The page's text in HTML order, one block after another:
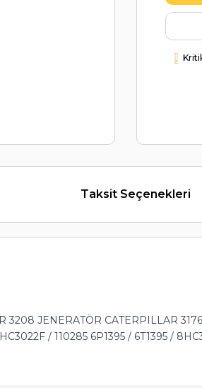
Taksit Seçenekleri
JENERATÖR CATERPILLAR
/ 110285 6P1395 / 6T1395 /